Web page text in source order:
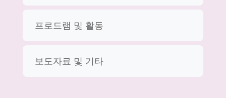
프로드램 및 활동
보도자료 및 기타